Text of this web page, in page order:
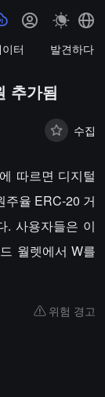
이터 발견하다
추가됨
수집
따르면 디지털
주율 ERC-20 거
. 사용자들은 이
월렛에서 W를
위험 경고